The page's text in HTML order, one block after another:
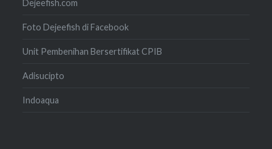
Dejeefish.com
Foto Dejeefish di Facebook
Unit Pembenihan Bersertifikat CPIB
Adisucipto
Indoaqua